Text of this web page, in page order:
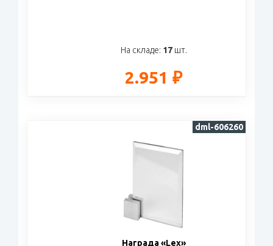
На складе: 17шт.
2.951 ₽
Награда «Lex»
dml-606260